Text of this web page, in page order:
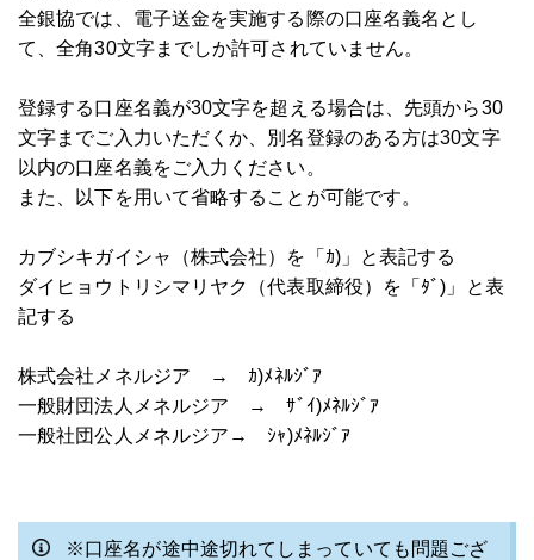
全銀協では、電子送金を実施する際の口座名義名とし
て、全角30文字までしか許可されていません。
登録する口座名義が30文字を超える場合は、先頭から30
文字までご入力いただくか、別名登録のある方は30文字
以内の口座名義をご入力ください。
また、以下を用いて省略することが可能です。
カブシキガイシャ（株式会社）を「ｶ)」と表記する
ダイヒョウトリシマリヤク（代表取締役）を「ﾀﾞ)」と表
記する
株式会社メネルジア → ｶ)ﾒﾈﾙｼﾞｱ
一般財団法人 メネルジア
→ ｻﾞｲ)ﾒﾈﾙｼﾞｱ
一般社団公人 メネルジア → ｼｬ)ﾒﾈﾙｼﾞｱ
※口座名が途中途切れてしまっていても問題ござ